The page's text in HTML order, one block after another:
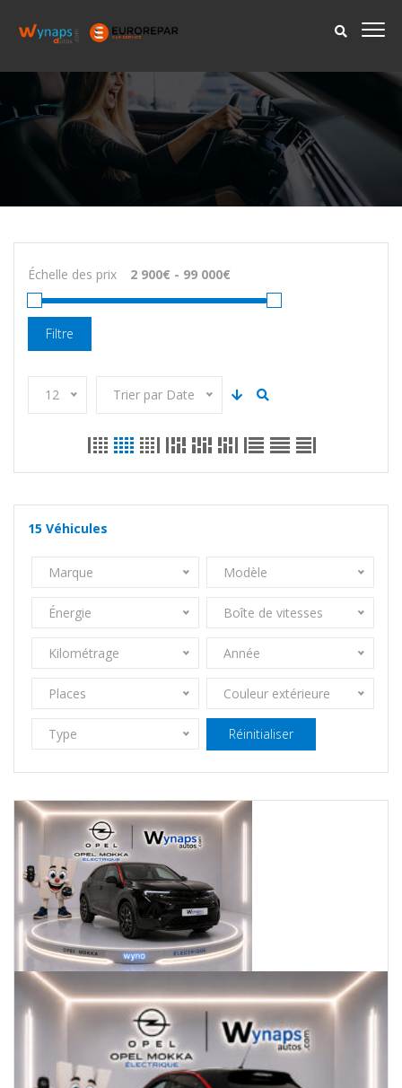
Échelle des prix
Filtre
12 Trier par Date
15 Véhicules
Marque Modèle
Énergie Boîte de vitesses
Kilométrage Année
Places Couleur extérieure
Type Réinitialiser